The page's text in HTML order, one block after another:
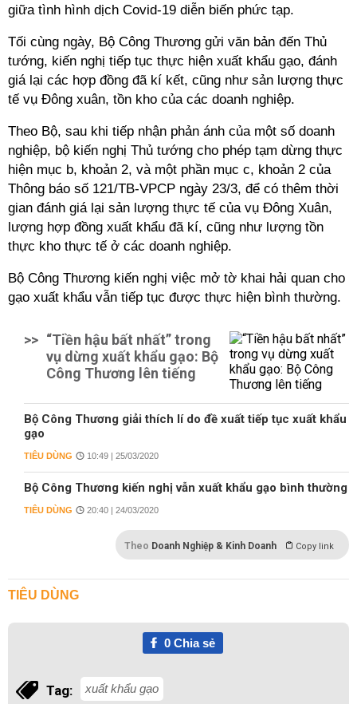
giữa tình hình dịch Covid-19 diễn biến phức tạp.
Tối cùng ngày, Bộ Công Thương gửi văn bản đến Thủ
tướng, kiến nghị tiếp tục thực hiện xuất khẩu gạo, đánh
giá lại các hợp đồng đã kí kết, cũng như sản lượng thực
tế vụ Đông xuân, tồn kho của các doanh nghiệp.
Theo Bộ, sau khi tiếp nhận phản ánh của một số doanh
nghiệp, bộ kiến nghị Thủ tướng cho phép tạm dừng thực
hiện mục b, khoản 2, và một phần mục c, khoản 2 của
Thông báo số 121/TB-VPCP ngày 23/3, để có thêm thời
gian đánh giá lại sản lượng thực tế của vụ Đông Xuân,
lượng hợp đồng xuất khẩu đã kí, cũng như lượng tồn
thực kho thực tế ở các doanh nghiệp.
Bộ Công Thương kiến nghị việc mở tờ khai hải quan cho
gạo xuất khẩu vẫn tiếp tục được thực hiện bình thường.
>> “Tiền hậu bất nhất” trong
vụ dừng xuất khẩu gạo: Bộ
Công Thương lên tiếng
Bộ Công Thương giải thích lí do đề xuất tiếp tục xuất khẩu
gạo
TIÊU DÙNG 10:49 | 25/03/2020
Bộ Công Thương kiến nghị vẫn xuất khẩu gạo bình thường
TIÊU DÙNG 20:40 | 24/03/2020
Theo Doanh Nghiệp & Kinh Doanh Copy link
TIÊU DÙNG
0Chia sẻ
Tag: xuất khẩu gạo